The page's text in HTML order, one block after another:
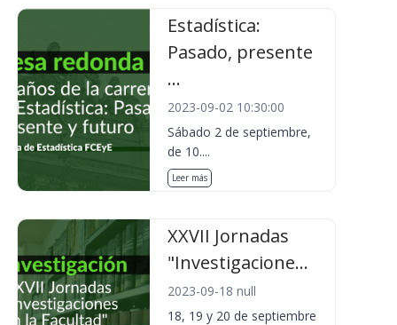
Estadística:
Pasado, presente
...
2023-09-02 10:30:00
Sábado 2 de septiembre,
de 10....
Leer más
XXVII Jornadas
"Investigacione...
2023-09-18 null
18, 19 y 20 de septiembre